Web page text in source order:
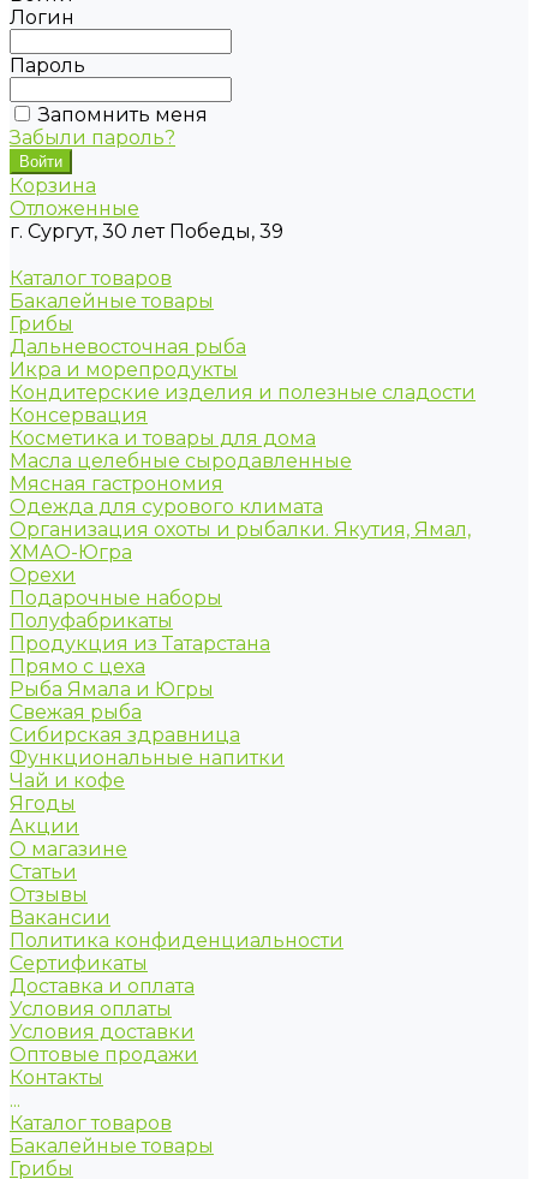
Логин
Пароль
Запомнить меня
Забыли пароль?
Корзина
Отложенные
г. Сургут, 30 лет Победы, 39
Каталог товаров
Бакалейные товары
Грибы
Дальневосточная рыба
Икра и морепродукты
Кондитерские изделия и полезные сладости
Консервация
Косметика и товары для дома
Масла целебные сыродавленные
Мясная гастрономия
Одежда для сурового климата
Организация охоты и рыбалки. Якутия, Ямал,
ХМАО-Югра
Орехи
Подарочные наборы
Полуфабрикаты
Продукция из Татарстана
Прямо с цеха
Рыба Ямала и Югры
Свежая рыба
Сибирская здравница
Функциональные напитки
Чай и кофе
Ягоды
Акции
О магазине
Статьи
Отзывы
Вакансии
Политика конфиденциальности
Сертификаты
Доставка и оплата
Условия оплаты
Условия доставки
Оптовые продажи
Контакты
...
Каталог товаров
Бакалейные товары
Грибы